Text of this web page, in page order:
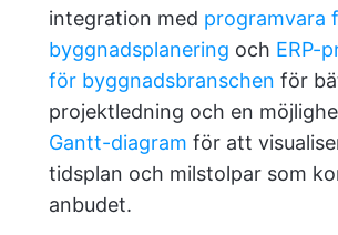
integration med programvara
byggnadsplanering och ERP-
för byggnadsbranschen för
projektledning och en
Gantt-diagram för att
tidsplan och milstolpar som
anbudet.